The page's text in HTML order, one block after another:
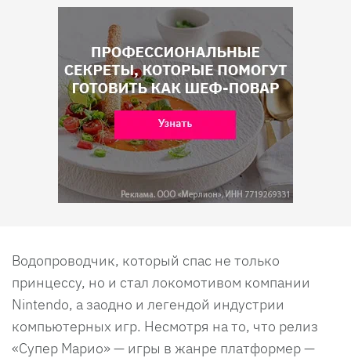
Водопроводчик, который спас не только
принцессу, но и стал локомотивом компании
Nintendo, а заодно и легендой индустрии
компьютерных игр. Несмотря на то, что релиз
«Супер Марио» — игры в жанре платформер —